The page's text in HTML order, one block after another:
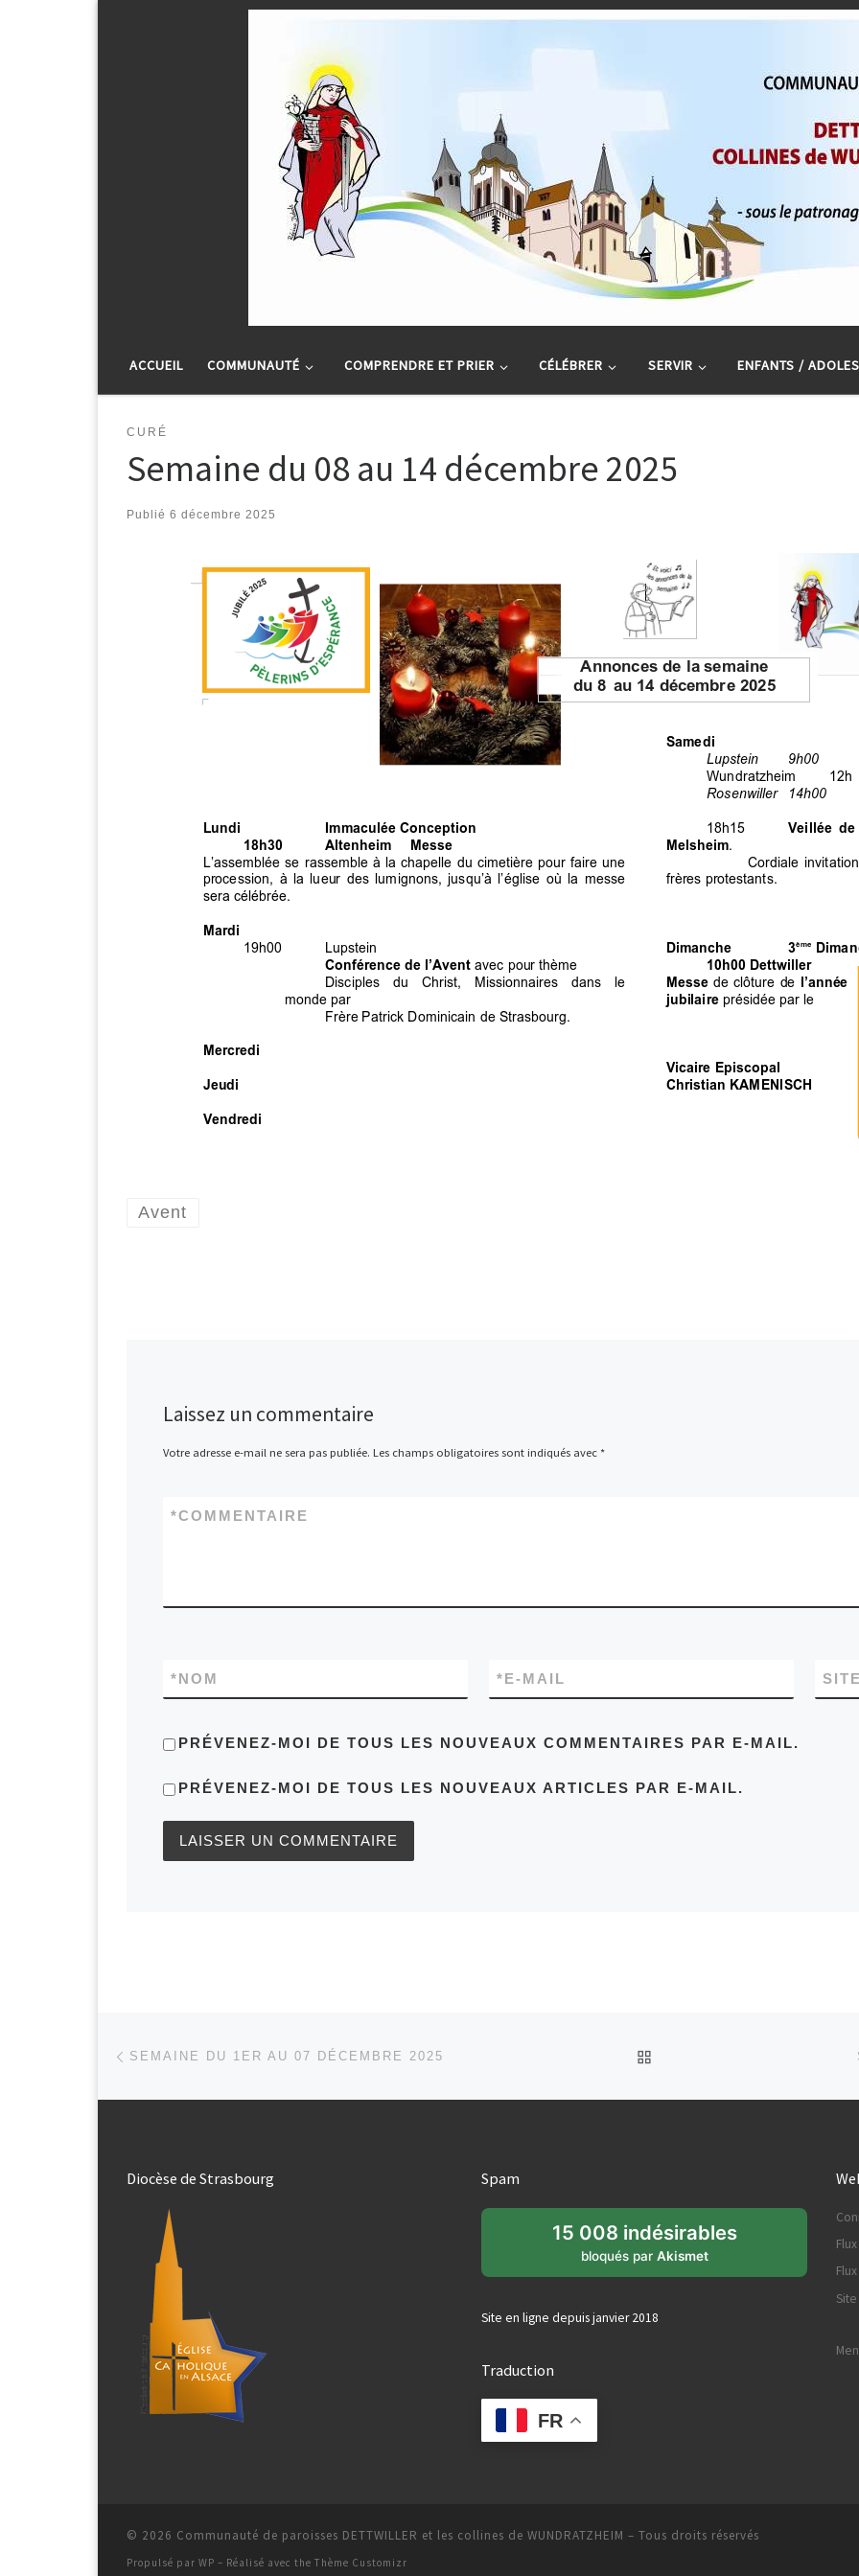
ACCUEIL COMMUNAUTÉ COMPRENDRE ET PRIER CÉLÉBRER SERVIR ENFANTS /
CURÉ
Semaine du 08 au 14 décembre 2025
Publié 6 décembre 2025
Avent
Laissez un commentaire
Votre adresse e-mail ne sera pas publiée. Les champs obligatoires sont indiqués avec *
COMMENTAIRE
*
NOM
* E-MAIL
*
PRÉVENEZ-MOI DE TOUS LES NOUVEAUX COMMENTAIRES PAR E-MAIL.
PRÉVENEZ-MOI DE TOUS LES NOUVEAUX ARTICLES PAR E-MAIL.
Parcourir les articles
SEMAINE DU 1ER AU 07 DÉCEMBRE 2025 RETOUR À LA LISTE
Diocèse de Strasbourg Spam
15 008 indésirables
bloqués par Akismet
Site en ligne depuis janvier 2018
Traduction
FR
© 2026 Communauté de paroisses DETTWILLER et les collines de WUNDRATZHEIM – Tous droits réservés
Propulsé par WP – Réalisé avec the Thème Customizr